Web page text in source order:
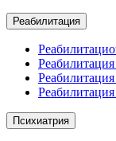
Реабилитация
Психиатрия